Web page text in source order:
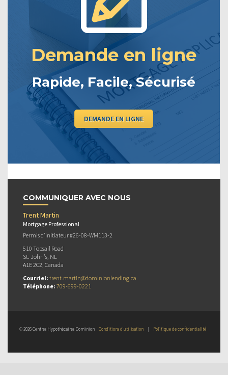
Demande en ligne
Rapide, Facile, Sécurisé
DEMANDE EN LIGNE
COMMUNIQUER AVEC NOUS
Trent Martin
Mortgage Professional
Permis d’initiateur #26-08-WM113-2
510 Topsail Road
St. John's, NL
A1E 2C2, Canada
Courriel: trent.martin@dominionlending.ca
Téléphone: 709-699-0221
© 2026 Centres Hypothécaires Dominion Conditions d’utilisation | Politique de confidentialité